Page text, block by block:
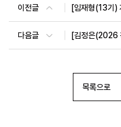
이전글 [임재형(13기)
다음글
목록으로